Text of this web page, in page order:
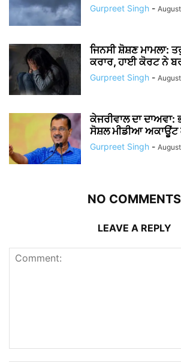
Gurpreet Singh -
ਜਿਨਸੀ ਸ਼ੋਸ਼ਣ ਮਾਮਲਾ:
ਕਰਾਰ, ਹਾਈ ਕੋਰਟ ਨੇ
Gurpreet Singh -
ਕੇਜਰੀਵਾਲ ਦਾ ਦਾਅਵਾ:
ਸੋਸ਼ਲ ਮੀਡੀਆ ਅਕਾਊਂਟ
Gurpreet Singh -
NO COMMENTS
LEAVE A REPLY